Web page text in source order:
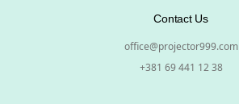
Contact Us
office@projector999.com
+381 69 441 12 38